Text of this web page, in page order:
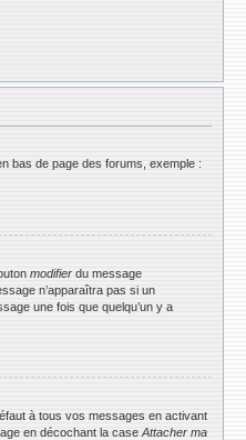
bas de page des forums, exemple :
modifier du message
n’apparaîtra pas si un
une fois que quelqu’un y a
à tous vos messages en activant
en décochant la case Attacher ma